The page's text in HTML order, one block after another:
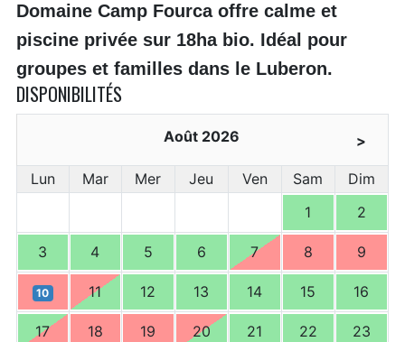
Domaine Camp Fourca offre calme et
piscine privée sur 18ha bio. Idéal pour
groupes et familles dans le Luberon.
DISPONIBILITÉS
Août 2026 >
Lun Mar Mer Jeu Ven Sam
Dim
1
2
3 4 5 6 7 8 9
10 11 12 13 14 15 16
17 18 19 20 21 22 23